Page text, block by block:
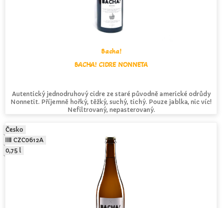
Bacha!
BACHA! CIDRE NONNETA
Autentický jednodruhový cidre ze staré původně americké odrůdy
Nonnetit. Příjemně hořký, těžký, suchý, tichý. Pouze jablka, nic víc!
Nefiltrovaný, nepasterovaný.
Česko
CZC0612A
0,75 l